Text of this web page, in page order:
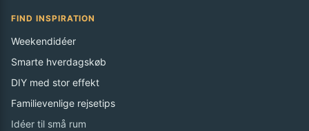
FIND INSPIRATION
Weekendidéer
Smarte hverdagskøb
DIY med stor effekt
Familievenlige rejsetips
Idéer til små rum